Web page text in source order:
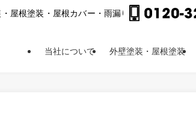
屋根塗装・屋根カバー・⾬漏り修理他
当社について 外壁塗装・屋根塗装